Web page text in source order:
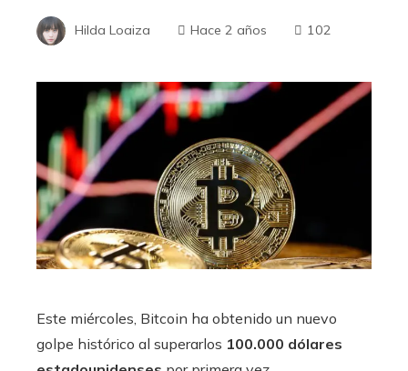
Hilda Loaiza Hace 2 años 102
Este miércoles, Bitcoin ha obtenido un nuevo
golpe histórico al superarlos 100.000 dólares